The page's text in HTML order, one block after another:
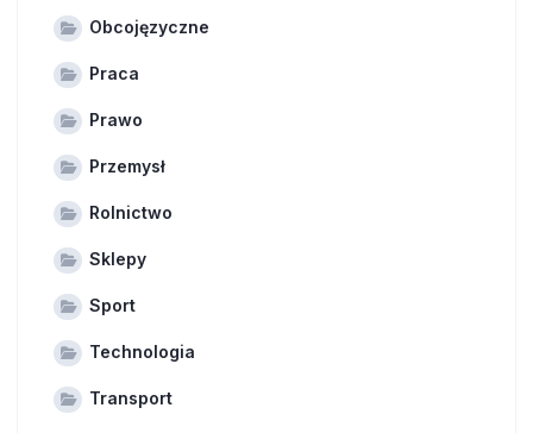
Obcojęzyczne
Praca
Prawo
Przemysł
Rolnictwo
Sklepy
Sport
Technologia
Transport